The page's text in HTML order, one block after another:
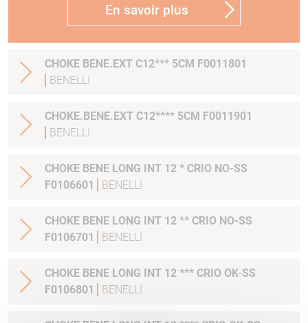
En savoir plus
CHOKE BENE.EXT C12*** 5CM F0011801
BENELLI
CHOKE.BENE.EXT C12**** 5CM F0011901
BENELLI
CHOKE BENE LONG INT 12 * CRIO NO-SS
F0106601
BENELLI
CHOKE BENE LONG INT 12 ** CRIO NO-SS
F0106701
BENELLI
CHOKE BENE LONG INT 12 *** CRIO OK-SS
F0106801
BENELLI